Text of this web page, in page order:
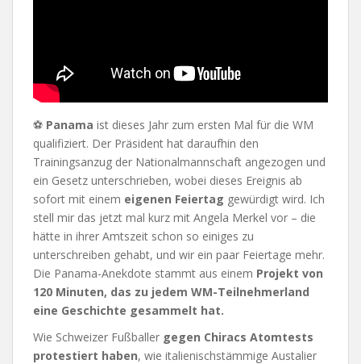
⚽ Panama ist dieses Jahr zum ersten Mal für die WM
qualifiziert. Der Präsident hat daraufhin den
Trainingsanzug der Nationalmannschaft angezogen und
ein Gesetz unterschrieben, wobei dieses Ereignis ab
sofort mit einem eigenen Feiertag gewürdigt wird. Ich
stell mir das jetzt mal kurz mit Angela Merkel vor – die
hätte in ihrer Amtszeit schon so einiges zu
unterschreiben gehabt, und wir ein paar Feiertage mehr.
Die Panama-Anekdote stammt aus einem Projekt von
120 Minuten, das zu jedem WM-Teilnehmerland
eine Geschichte gesammelt hat.
Wie Schweizer Fußballer gegen Chiracs Atomtests
protestiert haben, wie italienischstämmige Austalier